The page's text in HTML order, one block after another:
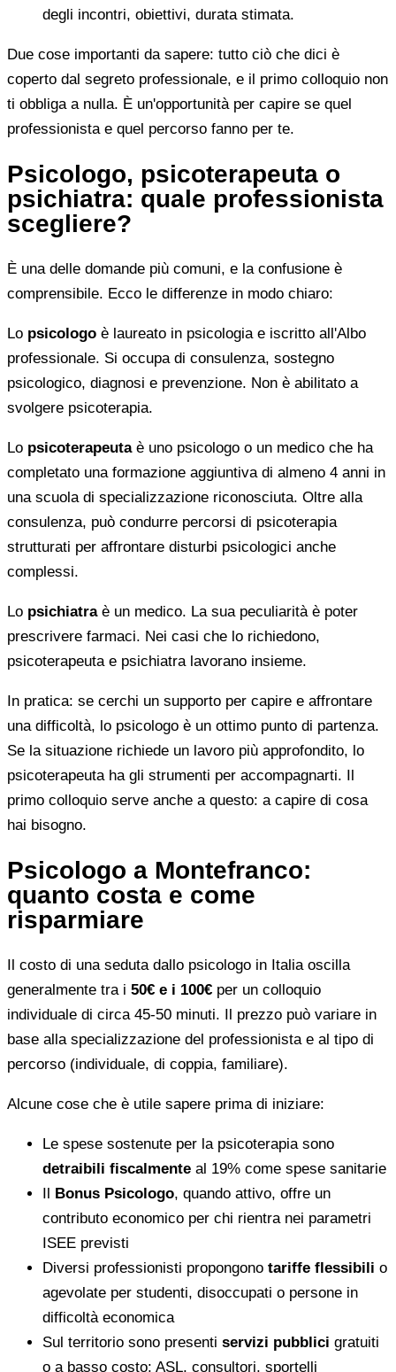
degli incontri, obiettivi, durata stimata.
Due cose importanti da sapere: tutto ciò che dici è
coperto dal segreto professionale, e il primo colloquio non
ti obbliga a nulla. È un'opportunità per capire se quel
professionista e quel percorso fanno per te.
Psicologo, psicoterapeuta o
psichiatra: quale professionista
scegliere?
È una delle domande più comuni, e la confusione è
comprensibile. Ecco le differenze in modo chiaro:
Lo psicologo è laureato in psicologia e iscritto all'Albo
professionale. Si occupa di consulenza, sostegno
psicologico, diagnosi e prevenzione. Non è abilitato a
svolgere psicoterapia.
Lo psicoterapeutaè uno psicologo o un medico che ha
completato una formazione aggiuntiva di almeno 4 anni in
una scuola di specializzazione riconosciuta. Oltre alla
consulenza, può condurre percorsi di psicoterapia
strutturati per affrontare disturbi psicologici anche
complessi.
Lo psichiatraè un medico. La sua peculiarità è poter
prescrivere farmaci. Nei casi che lo richiedono,
psicoterapeuta e psichiatra lavorano insieme.
In pratica: se cerchi un supporto per capire e affrontare
una difficoltà, lo psicologo è un ottimo punto di partenza.
Se la situazione richiede un lavoro più approfondito, lo
psicoterapeuta ha gli strumenti per accompagnarti. Il
primo colloquio serve anche a questo: a capire di cosa
hai bisogno.
Psicologo a Montefranco:
quanto costa e come
risparmiare
Il costo di una seduta dallo psicologo in Italia oscilla
generalmente tra i 50€ e i 100€ per un colloquio
individuale di circa 45-50 minuti. Il prezzo può variare in
base alla specializzazione del professionista e al tipo di
percorso (individuale, di coppia, familiare).
Alcune cose che è utile sapere prima di iniziare:
Le spese sostenute per la psicoterapia sono
detraibili fiscalmente al 19% come spese sanitarie
Il Bonus Psicologo, quando attivo, offre un
contributo economico per chi rientra nei parametri
ISEE previsti
Diversi professionisti propongono tariffe flessibili o
agevolate per studenti, disoccupati o persone in
difficoltà economica
Sul territorio sono presenti servizi pubblici gratuiti
o a basso costo: ASL, consultori, sportelli